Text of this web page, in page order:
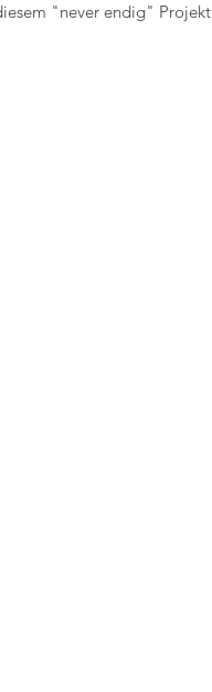
"never endig" Projekt